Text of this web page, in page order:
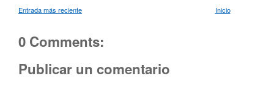
Entrada más reciente Inicio
0 Comments:
Publicar un comentario